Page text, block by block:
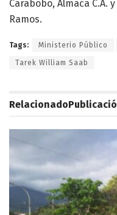
Carabobo, Almaca C.A.
Ramos.
Tags: Ministerio Público
Tarek William Saab
Relacionado